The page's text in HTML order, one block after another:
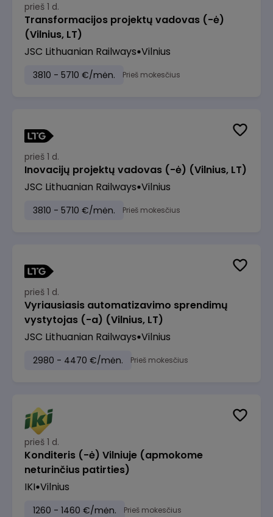
prieš 1 d.
Transformacijos projektų vadovas (-ė)
(Vilnius, LT)
JSC Lithuanian Railways Vilnius
3810 - 5710 €/mėn. Prieš mokesčius
prieš 1 d.
Inovacijų projektų vadovas (-ė) (Vilnius, LT)
JSC Lithuanian Railways Vilnius
3810 - 5710 €/mėn. Prieš mokesčius
prieš 1 d.
Vyriausiasis automatizavimo sprendimų
vystytojas (-a) (Vilnius, LT)
JSC Lithuanian Railways Vilnius
2980 - 4470 €/mėn. Prieš mokesčius
prieš 1 d.
Konditeris (-ė) Vilniuje (apmokome
neturinčius patirties)
IKI Vilnius
1260 - 1460 €/mėn. Prieš mokesčius